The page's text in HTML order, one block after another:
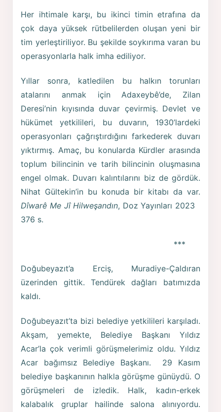
Her ihtimale karşı, bu ikinci timin etrafına da
çok daya yüksek rütbelilerden oluşan yeni bir
tim yerleştiriliyor. Bu şekilde soykırıma varan bu
operasyonlarla halk imha ediliyor.
Yıllar sonra, katledilen bu halkın torunları
atalarını anmak için Adaxeybê’de, Zilan
Deresi’nin kıyısında duvar çevirmiş. Devlet ve
hükümet yetkilileri, bu duvarın, 1930’lardeki
operasyonları çağrıştırdığını farkederek duvarı
yıktırmış. Amaç, bu konularda Kürdler arasında
toplum bilincinin ve tarih bilincinin oluşmasına
engel olmak. Duvarı kalıntılarını biz de gördük.
Nihat Gültekin’in bu konuda bir kitabı da var.
Dîwarê Me Jî Hilweşandın, Doz Yayınları 2023
376 s.
***
Doğubeyazıt’a Erciş, Muradiye-Çaldıran
üzerinden gittik. Tendürek dağları batımızda
kaldı.
Doğubeyazıt’ta bizi belediye yetkilileri karşıladı.
Akşam, yemekte, Belediye Başkanı Yıldız
Acar’la çok verimli görüşmelerimiz oldu. Yıldız
Acar bağımsız Belediye Başkanı. 29 Kasım
belediye başkanının halkla görüşme günüydü. O
görüşmeleri de izledik. Halk, kadın-erkek
kalabalık gruplar hailinde salona alınıyordu.